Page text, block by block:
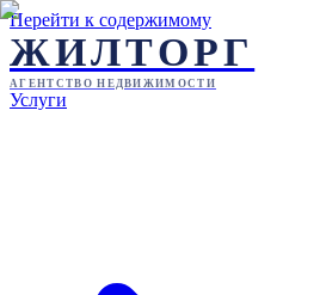
Перейти к содержимому
ЖИЛТОРГ
АГЕНТСТВО НЕДВИЖИМОСТИ
Услуги